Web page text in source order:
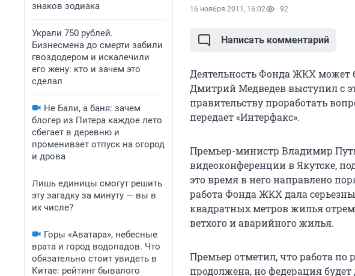
знаков зодиака
Украли 750 рублей.
Бизнесмена до смерти забили
гвоздодером и искалечили
его жену: кто и зачем это
сделал
Не Бали, а баня: зачем
блогер из Питера каждое лето
сбегает в деревню и
променивает отпуск на огород
и дрова
Лишь единицы смогут решить
эту загадку за минуту — вы в
их числе?
Горы «Аватара», небесные
врата и город водопадов. Что
обязательно стоит увидеть в
Китае: рейтинг бывалого
16 ноября 2011, 16:02 92
Написать комментарий
Деятельность Фонда ЖКХ может
Дмитрий Медведев выступил с
правительству проработать
передает «Интерфакс».
Премьер-министр Владимир
видеоконференции в Якутске,
это время в него направлено
работа Фонда ЖКХ дала
квадратных метров жилья
ветхого и аварийного жилья.
Премьер отметил, что работа
продолжена, но федерация